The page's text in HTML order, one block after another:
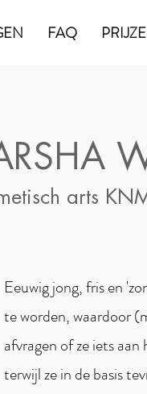
FAQ
arts
Eeuwig jong, fris en
te worden, waardoor
afvragen of ze iets
terwijl ze in de basis